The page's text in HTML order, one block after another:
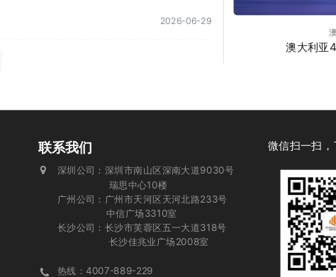
2026-06-29
澳大利亚
联系我们 微信扫一扫
深圳公司：深圳市南山区深南大道9030号
瑞思中心10楼
广州公司：广州市天河区天河北路233号
中信广场3310室
长沙公司：长沙市芙蓉区五一大道318号
长沙佳兆业广场2008室
热线：4007-889-229